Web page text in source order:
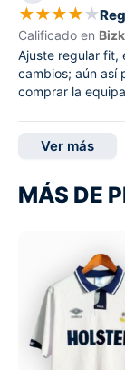
★★★★★
Calificado en
Ajuste regular fit,
cambios; aún así
comprar la
Ver más
MÁS DE